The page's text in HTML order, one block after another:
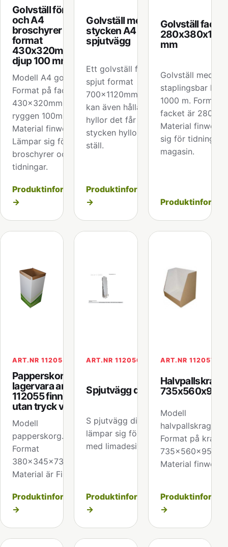
Golvställ för A3
och A4
broschyrer
format
430x320mm
djup 100 mm
Modell A4 golvställ
Format på facket är
430x320mm djup i
ryggen 100mm.
Material finwell.
Lämpar sig för
broschyrer och
tidningar.
Produktinformation
→
Golvställ med 6
stycken A4 eller
spjutvägg
Ett golvställ för
spjut format
700x1120mm Stället
kan även hålla A4
hyllor det får plats 6
stycken hyllor per
ställ.
Produktinformation
→
Golvställ fack
mm
Golvställ med
staplingsbar
1000 m. Format
facket är
Material finwell
sig för tidningar,
magasin.
ART.NR 112055
Papperskorg
lagervara artnr
112055 finns även
utan tryck vit.
Modell
papperskorg.
Format
380x345x735 mm
Material är Finwell
Produktinformation
→
ART.NR 112056
Spjutvägg display
S pjutvägg display
lämpar sig för spjut
med limadesiv.
Produktinformation
→
ART.NR 112057
Halvpallskrage
Modell
halvpallskrage.
Format på kragen
Material finwell.
→